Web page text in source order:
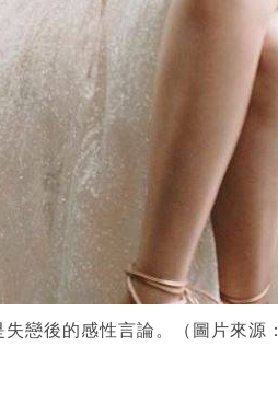
戀後的感性言論。（圖片來源：